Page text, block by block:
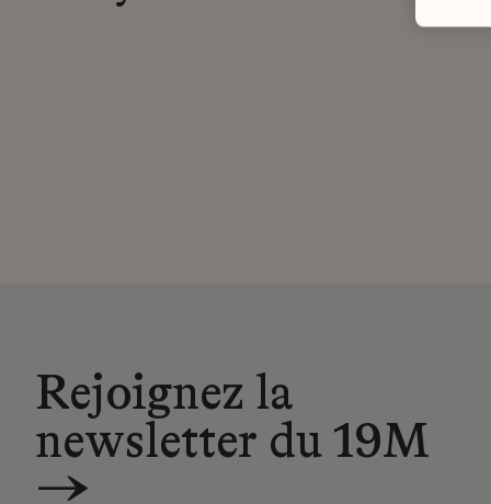
Rejoignez la
newsletter du 19M
→